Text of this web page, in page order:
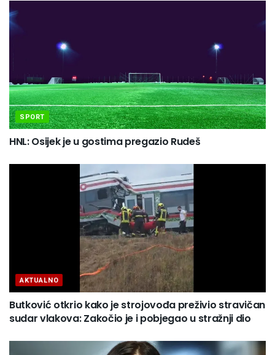
SPORT
HNL: Osijek je u gostima pregazio Rudeš
AKTUALNO
Butković otkrio kako je strojovođa preživio stravičan
sudar vlakova: Zakočio je i pobjegao u stražnji dio